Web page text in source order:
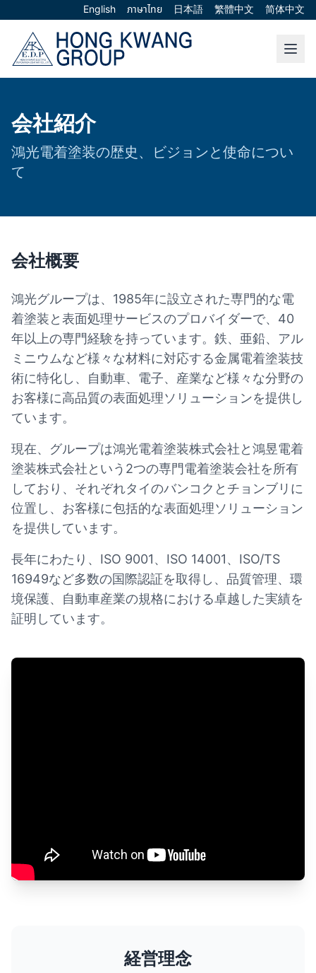
English ภาษาไทย 日本語 繁體中文 简体中文
会社紹介
鴻光電着塗装の歴史、ビジョンと使命につい
て
会社概要
鴻光グループは、1985年に設立された専門的な電
着塗装と表面処理サービスのプロバイダーで、40
年以上の専門経験を持っています。鉄、亜鉛、アル
ミニウムなど様々な材料に対応する金属電着塗装技
術に特化し、自動車、電子、産業など様々な分野の
お客様に高品質の表面処理ソリューションを提供し
ています。
現在、グループは鴻光電着塗装株式会社と鴻昱電着
塗装株式会社という2つの専門電着塗装会社を所有
しており、それぞれタイのバンコクとチョンブリに
位置し、お客様に包括的な表面処理ソリューション
を提供しています。
長年にわたり、ISO 9001、ISO 14001、ISO/TS
16949など多数の国際認証を取得し、品質管理、環
境保護、自動車産業の規格における卓越した実績を
証明しています。
経営理念